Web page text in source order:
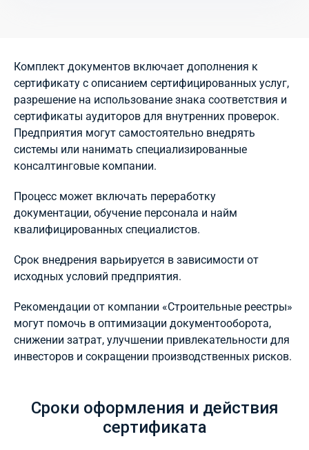
Комплект документов включает дополнения к
сертификату с описанием сертифицированных услуг,
разрешение на использование знака соответствия и
сертификаты аудиторов для внутренних проверок.
Предприятия могут самостоятельно внедрять
системы или нанимать специализированные
консалтинговые компании.
Процесс может включать переработку
документации, обучение персонала и найм
квалифицированных специалистов.
Срок внедрения варьируется в зависимости от
исходных условий предприятия.
Рекомендации от компании «Строительные реестры»
могут помочь в оптимизации документооборота,
снижении затрат, улучшении привлекательности для
инвесторов и сокращении производственных рисков.
Сроки оформления и действия
сертификата